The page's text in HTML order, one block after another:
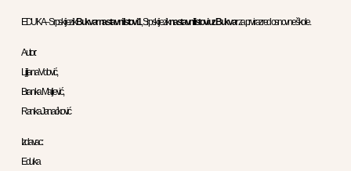
EDUKA – Srpski jezikBukvar nastavni listovi 1, Srpski jeziknastavni listovi uz Bukvarza prvi razred osnovne škole .
Autor:
Ljiljana Vdović,
Branka Matijević,
Ranka Janaćković
Izdavac :
Eduka